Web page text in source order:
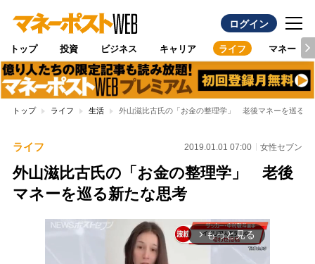
ログイン
トップ 投資 ビジネス キャリア ライフ マネー
トップ ライフ 生活 外山滋比古氏の「お金の整理学」 老後マネーを巡る新
ライフ 2019.01.01 07:00 女性セブン
外山滋比古氏の「お金の整理学」 老後
マネーを巡る新たな思考
arrow_forward_ios もっと見る